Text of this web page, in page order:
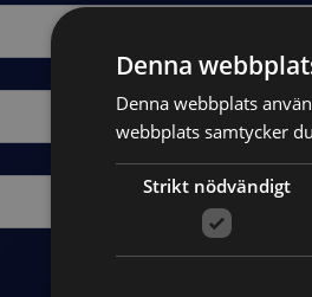
Denna
Denna webbplats
webbplats samtycker
Strikt nödvändigt